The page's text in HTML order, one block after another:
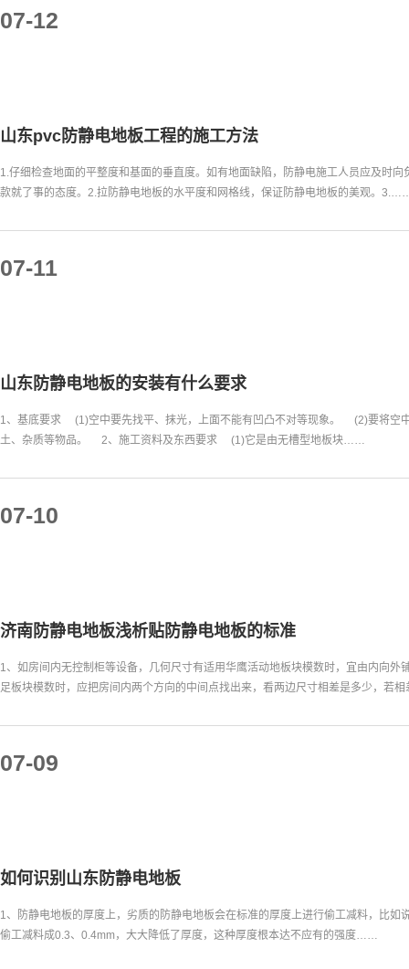
07-12
山东pvc防静电地板工程的施工方法
1.仔细检查地面的平整度和基面的垂直度。如有地面缺陷，防静电施工人员应及时
款就了事的态度。2.拉防静电地板的水平度和网格线，保证防静电地板的美观。
07-11
山东防静电地板的安装有什么要求
1、基底要求 (1)空中要先找平、抹光，上面不能有凹凸不对等现象。 (2)要将空
土、杂质等物品。 2、施工资料及东西要求 (1)它是由无槽型地板块……
07-10
济南防静电地板浅析贴防静电地板的标准
1、如房间内无控制柜等设备，几何尺寸有适用华鹰活动地板块模数时，宜由内向外
足板块模数时，应把房间内两个方向的中间点找出来，看两边尺寸相差是多少，若
07-09
如何识别山东防静电地板
1、防静电地板的厚度上，劣质的防静电地板会在标准的厚度上进行偷工减料，比如
偷工减料成0.3、0.4mm，大大降低了厚度，这种厚度根本达不应有的强度……